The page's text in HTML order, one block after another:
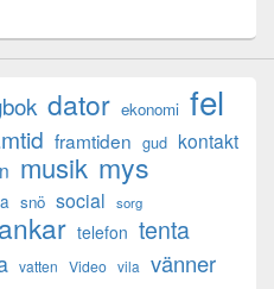
dator ekonomi fel
framtiden gud kontakt
musik mys
snö social sorg
telefon tenta
vatten Video vila vänner